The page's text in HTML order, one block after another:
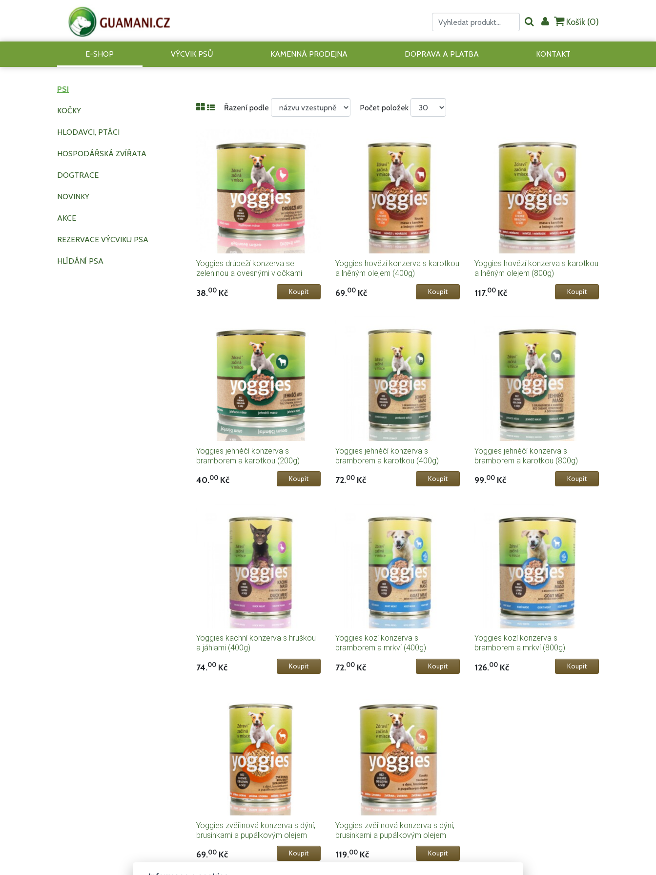
Košík (0)
E-SHOP VÝCVIK PSŮ KAMENNÁ PRODEJNA DOPRAVA A PLATBA KONTAKT
PSI
KOČKY
HLODAVCI, PTÁCI
HOSPODÁŘSKÁ ZVÍŘATA
DOGTRACE
NOVINKY
AKCE
REZERVACE VÝCVIKU PSA
HLÍDÁNÍ PSA
Řazení podle Počet položek
Yoggies drůbeží konzerva se
zeleninou a ovesnými vločkami
38.00 Kč
Yoggies hovězí konzerva s karotkou
a lněným olejem (400g)
69.00Kč
Yoggies hovězí konzerva s karotkou
a lněným olejem (800g)
117.00Kč
Yoggies jehněčí konzerva s
bramborem a karotkou (200g)
40.00 Kč
Yoggies jehněčí konzerva s
bramborem a karotkou (400g)
72.00Kč
Yoggies jehněčí konzerva s
bramborem a karotkou (800g)
99.00Kč
Yoggies kachní konzerva s hruškou
a jáhlami (400g)
74.00 Kč
Yoggies kozí konzerva s
bramborem a mrkví (400g)
72.00Kč
Yoggies kozí konzerva s
bramborem a mrkví (800g)
126.00Kč
Yoggies zvěřinová konzerva s dýní,
brusinkami a pupálkovým olejem
69.00 Kč
Yoggies zvěřinová konzerva s dýní,
brusinkami a pupálkovým olejem
119.00Kč